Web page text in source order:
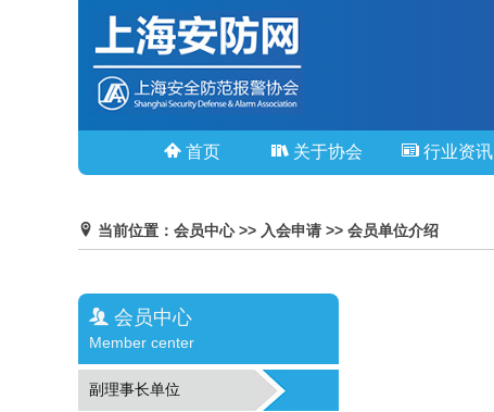
首页 关于协会 行业资讯
当前位置：会员中心 >> 入会申请 >> 会员单位介绍
会员中心
Member center
副理事长单位